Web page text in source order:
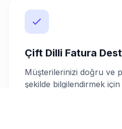
Çift Dilli Fatura
Müşterilerinizi doğru ve
şekilde bilgilendirmek için